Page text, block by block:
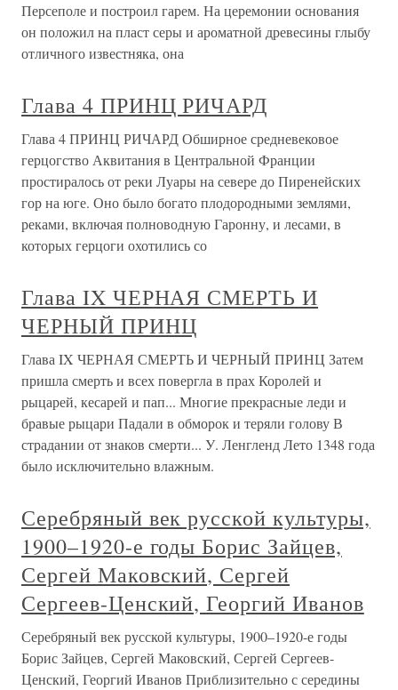
Персеполе и построил гарем. На церемонии основания
он положил на пласт серы и ароматной древесины глыбу
отличного известняка, она
Глава 4 ПРИНЦ РИЧАРД
Глава 4 ПРИНЦ РИЧАРД Обширное средневековое
герцогство Аквитания в Центральной Франции
простиралось от реки Луары на севере до Пиренейских
гор на юге. Оно было богато плодородными землями,
реками, включая полноводную Гаронну, и лесами, в
которых герцоги охотились со
Глава IX ЧЕРНАЯ СМЕРТЬ И
ЧЕРНЫЙ ПРИНЦ
Глава IX ЧЕРНАЯ СМЕРТЬ И ЧЕРНЫЙ ПРИНЦ Затем
пришла смерть и всех повергла в прах Королей и
рыцарей, кесарей и пап... Многие прекрасные леди и
бравые рыцари Падали в обморок и теряли голову В
страдании от знаков смерти... У. Ленгленд Лето 1348 года
было исключительно влажным.
Серебряный век русской культуры,
1900–1920-е годы Борис Зайцев,
Сергей Маковский, Сергей
Сергеев-Ценский, Георгий Иванов
Серебряный век русской культуры, 1900–1920-е годы
Борис Зайцев, Сергей Маковский, Сергей Сергеев-
Ценский, Георгий Иванов Приблизительно с середины